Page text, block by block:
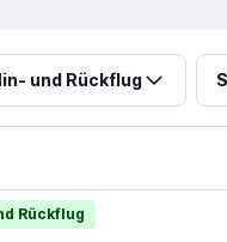
und Rückflug
Rückflug